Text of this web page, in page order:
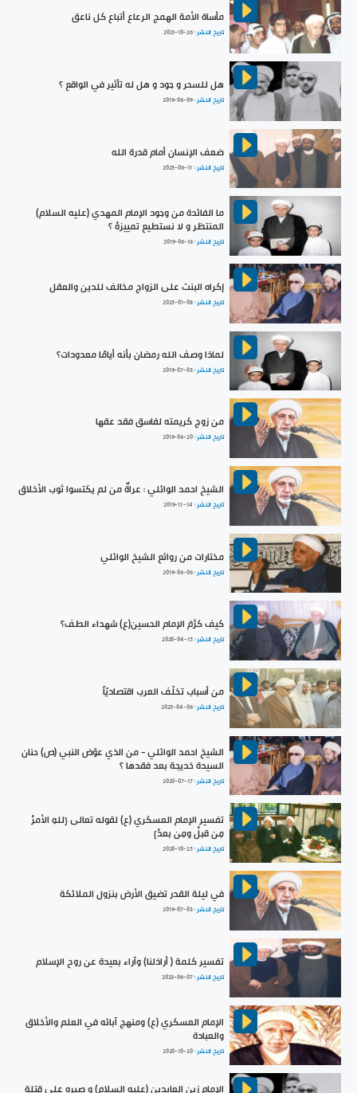
مأساة الأمة الهمج الرعاع أتباع كل ناعق
تاريخ النشر :2021-10-26
هل للسحر و جود و هل له تأثير في الواقع ؟
تاريخ النشر :2019-06-09
ضعف الإنسان أمام قدرة الله
تاريخ النشر : 2025-06-11
ما الفائدة من وجود الإمام المهدي (عليه السلام)
المنتظر و لا نستطيع تمييزهُ ؟
تاريخ النشر :2019-06-16
إكراه البنت على الزواج مخالف للدين والعقل
تاريخ النشر :2025-01-08
لماذا وصف الله رمضان بأنه أيامًا معدودات؟
تاريخ النشر :2019-07-03
من زوج كريمته لفاسق فقد عقها
تاريخ النشر :2019-06-20
الشيخ احمد الوائلي : عراةٌ من لم يكتسوا ثوب الأخلاق
تاريخ النشر : 2019-11-14
مختارات من روائع الشيخ الوائلي
تاريخ النشر :2019-06-06
كيف كرَّمَ الإمام الحسين(ع) شهداء الطف؟
تاريخ النشر :2020-04-15
من أسباب تخلّف العرب اقتصاديّاً
تاريخ النشر :2025-04-06
الشيخ احمد الوائلي - من الذي عوّض النبي (ص) حنان
السيدة خديجة بعد فقدها ؟
تاريخ النشر :2020-07-17
تفسير الإمام العسكري (ع) لقوله تعالى {للهِ الأمرُ
مِن قبلُ ومِن بعدُ}
تاريخ النشر :2020-10-25
في ليلة القدر تضيق الأرض بنزول الملائكة
تاريخ النشر :2019-07-03
تفسير كلمة ( أراذلنا) وآراء بعيدة عن روح الإسلام
تاريخ النشر :2023-06-07
الإمام العسكري (ع) ومنهج آبائه في العلم والأخلاق
والعبادة
تاريخ النشر :2020-10-20
الإمام زين العابدين (عليه السلام) و صبره على قتلة